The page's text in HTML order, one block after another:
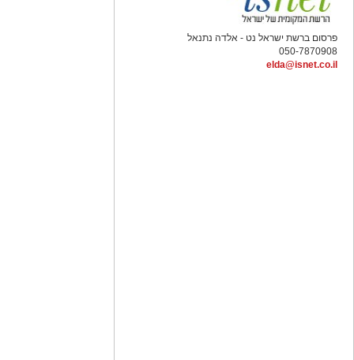
פרסום ברשת ישראל נט - אלדה נתנאל
050-7870908
elda@isnet.co.il